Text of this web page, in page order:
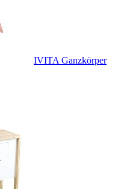
IVITA Ganzkörper